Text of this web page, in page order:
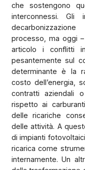
che sostengono
interconnessi.
processo, ma oggi
articolo i conflitti
pesantemente sul
determinante è la
costo dell’energia,
contratti aziendali
rispetto ai
delle ricariche
delle attività. A
di impianti
ricarica come
internamente. Un